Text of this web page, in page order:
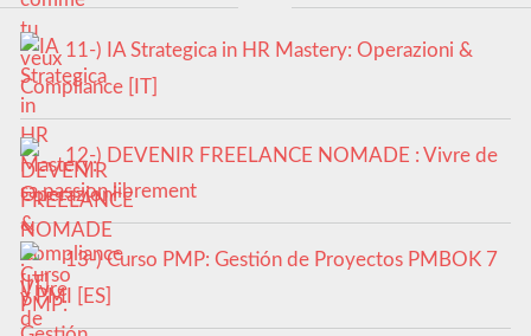
11-) IA Strategica in HR Mastery: Operazioni &
Compliance [IT]
12-) DEVENIR FREELANCE NOMADE : Vivre de
sa passion librement
13-) Curso PMP: Gestión de Proyectos PMBOK 7
y PMI [ES]